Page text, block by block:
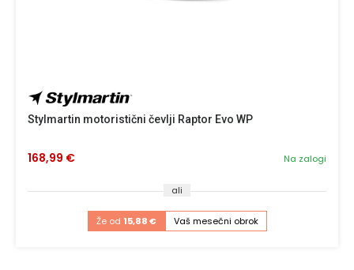
Stylmartin motoristični čevlji Raptor Evo WP
Na zalogi
168,99 €
ali
Že od 15,88 € Vaš mesečni obrok